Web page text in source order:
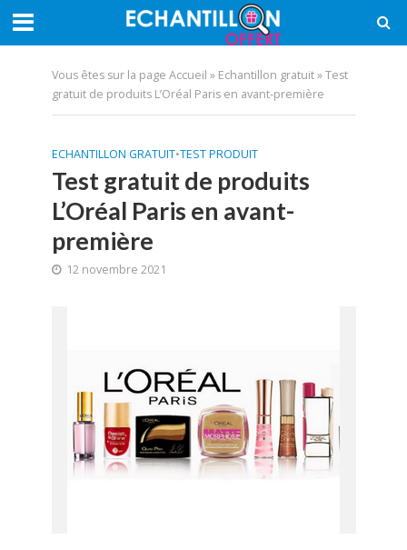
Vous êtes sur la page Accueil » Echantillon gratuit»Test
gratuit de produits L’Oréal Paris en avant-première
ECHANTILLON GRATUIT•TEST PRODUIT
Test gratuit de produits
L’Oréal Paris en avant-
première
12 novembre 2021